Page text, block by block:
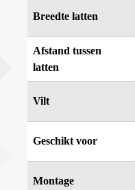
Breedte latten
Afstand tussen
latten
Vilt
Geschikt voor
Montage